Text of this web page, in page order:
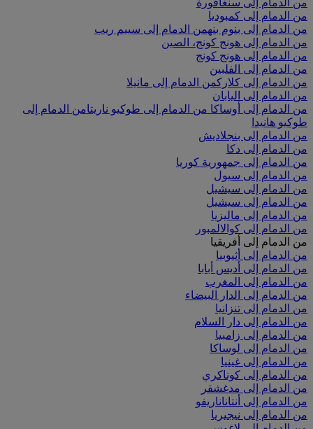
من الدمام إلى سنغافورة
من الدمام إلى كمبوديا
من الدمام إلى بنوم بنهمن الدمام إلى سييم ريب
من الدمام إلى هونج كونج، الصين
من الدمام إلى هونج كونج
من الدمام إلى الفلبين
من الدمام إلى كلاركمن الدمام إلى مانيلا
من الدمام إلى اليابان
من الدمام إلى أوساكا من الدمام إلى طوكيو ناريتامن الدمام إلى
طوكيو هانيدا
من الدمام إلى بنجلاديش
من الدمام إلى دكا
من الدمام إلى جمهورية كوريا
من الدمام إلى سيول
من الدمام إلى سيشيل
من الدمام إلى سيشيل
من الدمام إلى ماليزيا
من الدمام إلى كوالالمبور
من الدمام إلى أفريقيا
من الدمام إلى أثيوبيا
من الدمام إلى أديس أبابا
من الدمام إلى المغرب
من الدمام إلى الدار البيضاء
من الدمام إلى تنزانيا
من الدمام إلى دار السلام
من الدمام إلى زامبيا
من الدمام إلى لوساكا
من الدمام إلى غينيا
من الدمام إلى كوناكري
من الدمام إلى مدغشقر
من الدمام إلى أنتاناناريفو
من الدمام إلى نيجيريا